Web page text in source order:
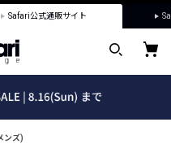
Safari公式通販サイト
ンズ)